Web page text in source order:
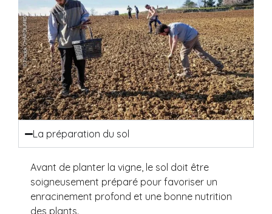
La préparation du sol
Avant de planter la vigne, le sol doit être
soigneusement préparé pour favoriser un
enracinement profond et une bonne nutrition
des plants.